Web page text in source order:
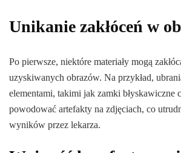
Unikanie zakłóceń w
Po pierwsze, niektóre materiały mogą
uzyskiwanych obrazów. Na przykład,
elementami, takimi jak zamki błyskawiczne
powodować artefakty na zdjęciach, co
wyników przez lekarza.